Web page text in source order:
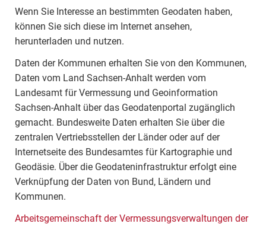
Wenn Sie Interesse an bestimmten Geodaten haben,
können Sie sich diese im Internet ansehen,
herunterladen und nutzen.
Daten der Kommunen erhalten Sie von den Kommunen,
Daten vom Land Sachsen-Anhalt werden vom
Landesamt für Vermessung und Geoinformation
Sachsen-Anhalt über das Geodatenportal zugänglich
gemacht. Bundesweite Daten erhalten Sie über die
zentralen Vertriebsstellen der Länder oder auf der
Internetseite des Bundesamtes für Kartographie und
Geodäsie. Über die Geodateninfrastruktur erfolgt eine
Verknüpfung der Daten von Bund, Ländern und
Kommunen.
Arbeitsgemeinschaft der Vermessungsverwaltungen der